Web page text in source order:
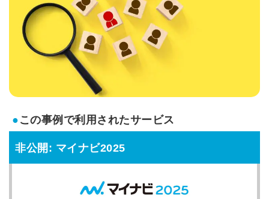
● この事例で利用されたサービス
非公開: マイナビ2025